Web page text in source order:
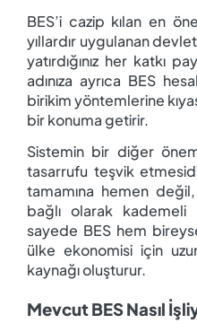
BES’i cazip kılan en
yıllardır uygulanan
yatırdığınız her katkı
adınıza ayrıca BES
birikim yöntemlerine
bir konuma getirir.
Sistemin bir diğer
tasarrufu teşvik
tamamına hemen
bağlı olarak kademeli
sayede BES hem
ülke ekonomisi için
kaynağı oluşturur.
Mevcut BES Nasıl